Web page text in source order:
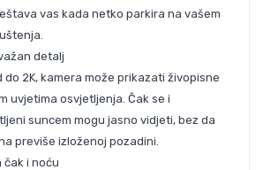
vas kada netko parkira na vašem
detalj
do 2K, kamera može prikazati živopisne
uvjetima osvjetljenja. Čak se i
suncem mogu jasno vidjeti, bez da
previše izloženoj pozadini.
čak i noću